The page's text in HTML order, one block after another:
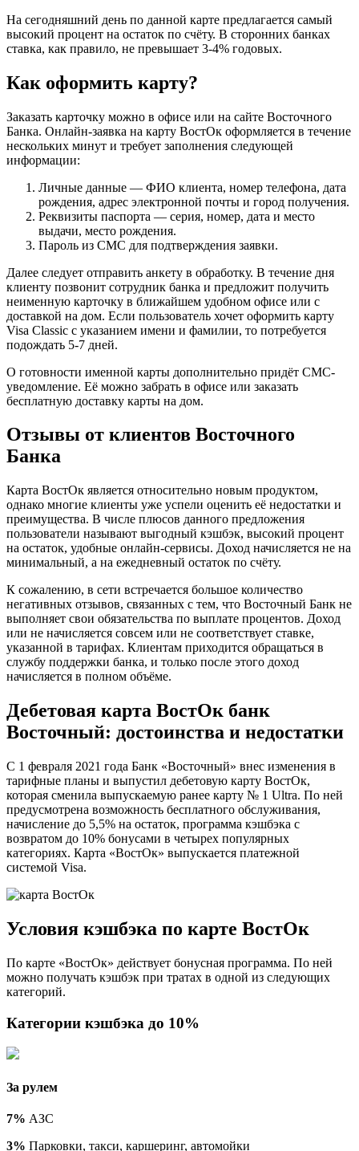
На сегодняшний день по данной карте предлагается самый
высокий процент на остаток по счёту. В сторонних банках
ставка, как правило, не превышает 3-4% годовых.
Как оформить карту?
Заказать карточку можно в офисе или на сайте Восточного
Банка. Онлайн-заявка на карту ВостОк оформляется в течение
нескольких минут и требует заполнения следующей
информации:
Личные данные — ФИО клиента, номер телефона, дата
рождения, адрес электронной почты и город получения.
Реквизиты паспорта — серия, номер, дата и место
выдачи, место рождения.
Пароль из СМС для подтверждения заявки.
Далее следует отправить анкету в обработку. В течение дня
клиенту позвонит сотрудник банка и предложит получить
неименную карточку в ближайшем удобном офисе или с
доставкой на дом. Если пользователь хочет оформить карту
Visa Classic с указанием имени и фамилии, то потребуется
подождать 5-7 дней.
О готовности именной карты дополнительно придёт СМС-
уведомление. Её можно забрать в офисе или заказать
бесплатную доставку карты на дом.
Отзывы от клиентов Восточного
Банка
Карта ВостОк является относительно новым продуктом,
однако многие клиенты уже успели оценить её недостатки и
преимущества. В числе плюсов данного предложения
пользователи называют выгодный кэшбэк, высокий процент
на остаток, удобные онлайн-сервисы. Доход начисляется не на
минимальный, а на ежедневный остаток по счёту.
К сожалению, в сети встречается большое количество
негативных отзывов, связанных с тем, что Восточный Банк не
выполняет свои обязательства по выплате процентов. Доход
или не начисляется совсем или не соответствует ставке,
указанной в тарифах. Клиентам приходится обращаться в
службу поддержки банка, и только после этого доход
начисляется в полном объёме.
Дебетовая карта ВостОк банк
Восточный: достоинства и недостатки
С 1 февраля 2021 года Банк «Восточный» внес изменения в
тарифные планы и выпустил дебетовую карту ВостОк,
которая сменила выпускаемую ранее карту № 1 Ultra. По ней
предусмотрена возможность бесплатного обслуживания,
начисление до 5,5% на остаток, программа кэшбэка с
возвратом до 10% бонусами в четырех популярных
категориях. Карта «ВостОк» выпускается платежной
системой Visa.
Условия кэшбэка по карте ВостОк
По карте «ВостОк» действует бонусная программа. По ней
можно получать кэшбэк при тратах в одной из следующих
категорий.
Категории кэшбэка до 10%
За рулем
7% АЗС
3% Парковки, такси, каршеринг, автомойки